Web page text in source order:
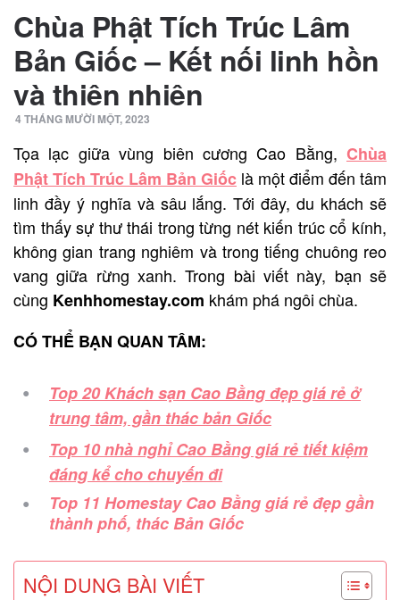
Chùa Phật Tích Trúc Lâm
Bản Giốc – Kết nối linh hồn
và thiên nhiên
4 THÁNG MƯỜI MỘT, 2023
Tọa lạc giữa vùng biên cương Cao Bằng, Chùa
Phật Tích Trúc Lâm Bản Giốc là một điểm đến tâm
linh đầy ý nghĩa và sâu lắng. Tới đây, du khách sẽ
tìm thấy sự thư thái trong từng nét kiến trúc cổ kính,
không gian trang nghiêm và trong tiếng chuông reo
vang giữa rừng xanh. Trong bài viết này, bạn sẽ
cùng Kenhhomestay.com khám phá ngôi chùa.
CÓ THỂ BẠN QUAN TÂM:
Top 20 Khách sạn Cao Bằng đẹp giá rẻ ở
trung tâm, gần thác bản Giốc
Top 10 nhà nghỉ Cao Bằng giá rẻ tiết kiệm
đáng kể cho chuyến đi
Top 11 Homestay Cao Bằng giá rẻ đẹp gần
thành phố, thác Bản Giốc
NỘI DUNG BÀI VIẾT